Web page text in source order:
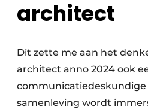
architect
Dit zette me aan het
architect anno 2024 ook
communicatiedeskundige
samenleving wordt